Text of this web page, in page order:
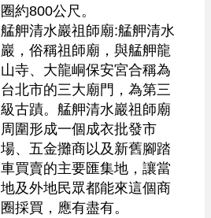
圈約800公尺。
艋舺清水巖祖師廟:艋舺清水
巖，俗稱祖師廟，與艋舺龍
山寺、大龍峒保安宮合稱為
台北市的三大廟門，為第三
級古蹟。艋舺清水巖祖師廟
周圍形成一個成衣批發市
場、五金攤商以及新舊腳踏
車買賣的主要匯集地，讓當
地及外地民眾都能來這個商
圈採買，應有盡有。